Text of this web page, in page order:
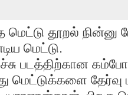
மெட்டு தூறல் நின்னு
மெட்டு.
படத்திற்கான
மெட்டுக்களை